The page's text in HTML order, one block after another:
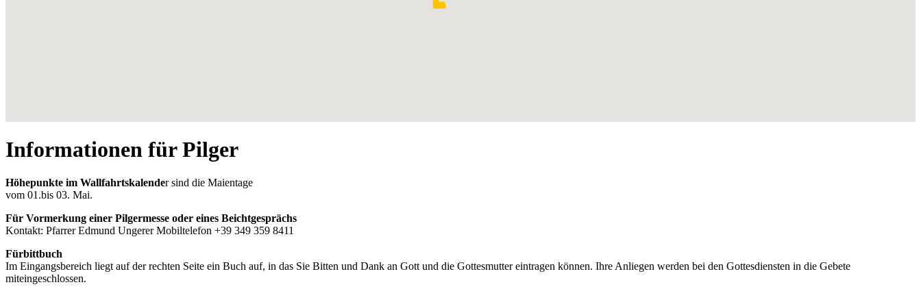
Informationen für Pilger
Höhepunkte im Wallfahrtskalender sind die Maientage
vom 01.bis 03. Mai.
Für Vormerkung einer Pilgermesse oder eines Beichtgesprächs
Kontakt: Pfarrer Edmund Ungerer Mobiltelefon +39 349 359 8411
Fürbittbuch
Im Eingangsbereich liegt auf der rechten Seite ein Buch auf, in das Sie Bitten und Dank an Gott und die Gottesmutter eintragen können. Ihre Anliegen werden bei den Gottesdiensten in die Gebete
miteingeschlossen.